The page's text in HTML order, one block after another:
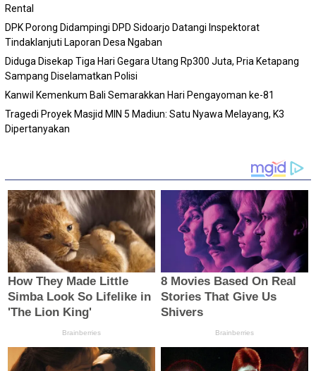
Rental
DPK Porong Didampingi DPD Sidoarjo Datangi Inspektorat
Tindaklanjuti Laporan Desa Ngaban
Diduga Disekap Tiga Hari Gegara Utang Rp300 Juta, Pria Ketapang
Sampang Diselamatkan Polisi
Kanwil Kemenkum Bali Semarakkan Hari Pengayoman ke-81
Tragedi Proyek Masjid MIN 5 Madiun: Satu Nyawa Melayang, K3
Dipertanyakan